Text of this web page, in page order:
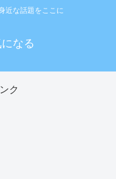
近な話題をここに
なる
ク